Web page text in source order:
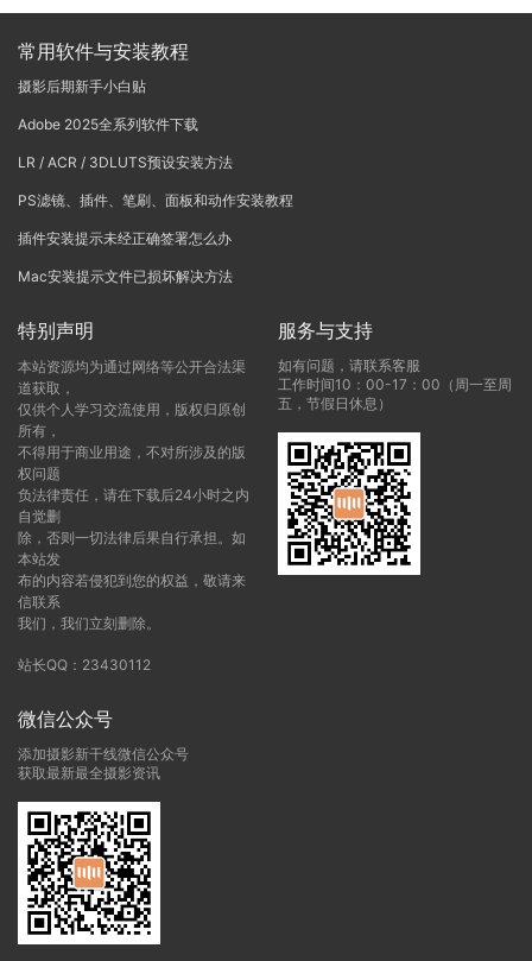
常用软件与安装教程
摄影后期新手小白贴
Adobe 2025全系列软件下载
LR / ACR / 3DLUTS预设安装方法
PS滤镜、插件、笔刷、面板和动作安装教程
插件安装提示未经正确签署怎么办
Mac安装提示文件已损坏解决方法
特别声明
本站资源均为通过网络等公开合法渠
道获取，
仅供个人学习交流使用，版权归原创
所有，
不得用于商业用途，不对所涉及的版
权问题
负法律责任，请在下载后24小时之内
自觉删
除，否则一切法律后果自行承担。如
本站发
布的内容若侵犯到您的权益，敬请来
信联系
我们，我们立刻删除。
站长QQ：23430112
服务与支持
如有问题，请联系客服
工作时间10：00-17：00（周一至周
五，节假日休息）
微信公众号
添加摄影新干线微信公众号
获取最新最全摄影资讯